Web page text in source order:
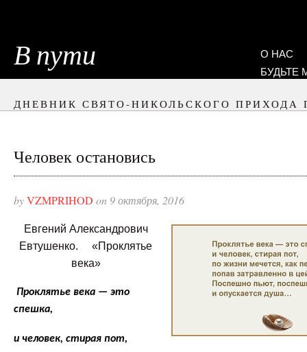
В пути
О НАС
БУДЬТЕ
ДНЕВНИК СВЯТО-НИКОЛЬСКОГО ПРИХОДА
Человек остановись
byVZMPRIHOD on 9 октября, 2016
Евгений Александрович
Евтушенко. «Проклятье
века»
Проклятье века — это
спешка,
и человек, стирая пот,